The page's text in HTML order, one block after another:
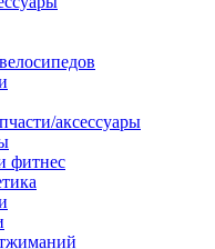
аксессуары
фитнес